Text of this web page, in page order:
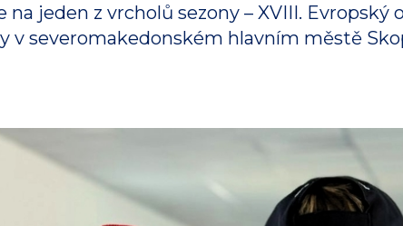
na jeden z vrcholů sezony – XVIII.
v severomakedonském hlavním městě